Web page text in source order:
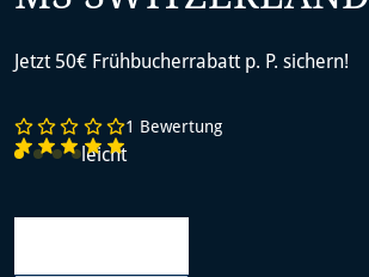
Jetzt 50€ Frühbucherrabatt p. P. sichern!
1 Bewertung
leicht